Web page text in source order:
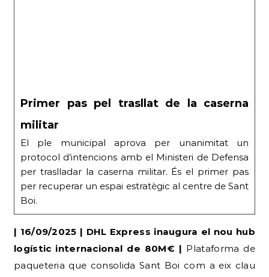
El ple municipal aprova per unanimitat un
per traslladar la caserna militar. És el primer pas
per recuperar un espai estratègic al centre de Sant
Boi.
| 16/09/2025 | DHL Express inaugura el nou hub
logístic internacional de 80M€ |
al costat de l’Aeroport. | Diversos |